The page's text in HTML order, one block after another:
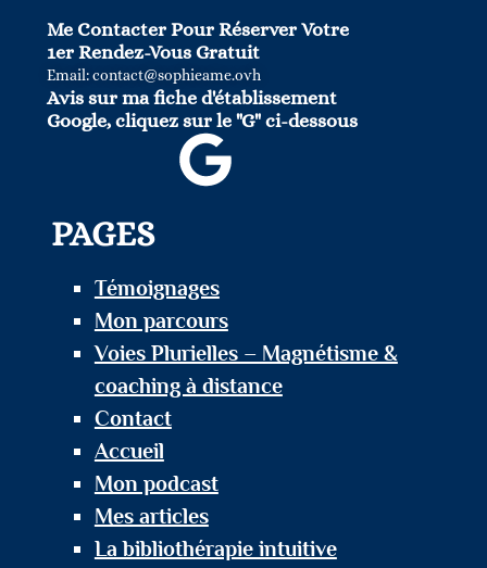
Me Contacter Pour Réserver Votre
1er Rendez-Vous Gratuit
Email: contact@sophieame.ovh
Avis sur ma fiche d'établissement
Google, cliquez sur le "G" ci-dessous
PAGES
Témoignages
Mon parcours
Voies Plurielles – Magnétisme &
coaching à distance
Contact
Accueil
Mon podcast
Mes articles
La bibliothérapie intuitive